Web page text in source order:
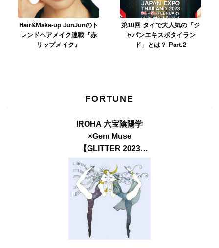
Hair&Make-up JunJunのト
レンドヘアメイク連載『赤
リップメイク』
第10回 タイで大人気の「ジ
ャパンエキスポタイラン
ド」とは？ Part.2
FORTUNE
IROHA 六宝陰陽学
×Gem Muse
【GLITTER 2023
SUMMER issue】